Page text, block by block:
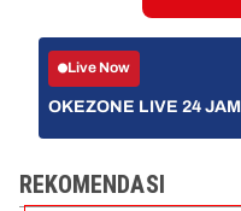
Live Now
OKEZONE LIVE 24 JAM